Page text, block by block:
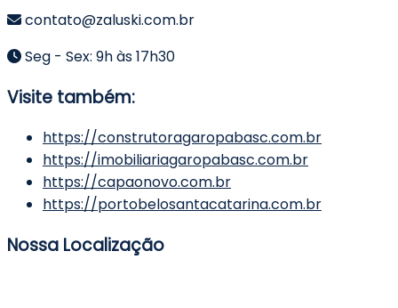
contato@zaluski.com.br
Seg - Sex: 9h às 17h30
Visite também:
https://construtoragaropabasc.com.br
https://imobiliariagaropabasc.com.br
https://capaonovo.com.br
https://portobelosantacatarina.com.br
Nossa Localização